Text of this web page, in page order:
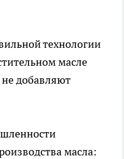
технологии
масле
не добавляют
масла: